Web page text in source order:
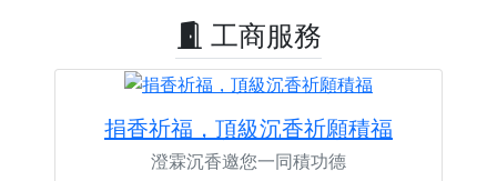
工商服務
捐香祈福，頂級沉香祈願積福
澄霖沉香邀您一同積功德